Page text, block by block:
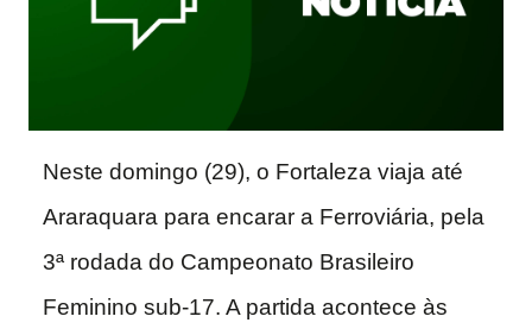
Neste domingo (29), o Fortaleza viaja até
Araraquara para encarar a Ferroviária, pela
3ª rodada do Campeonato Brasileiro
Feminino sub-17. A partida acontece às